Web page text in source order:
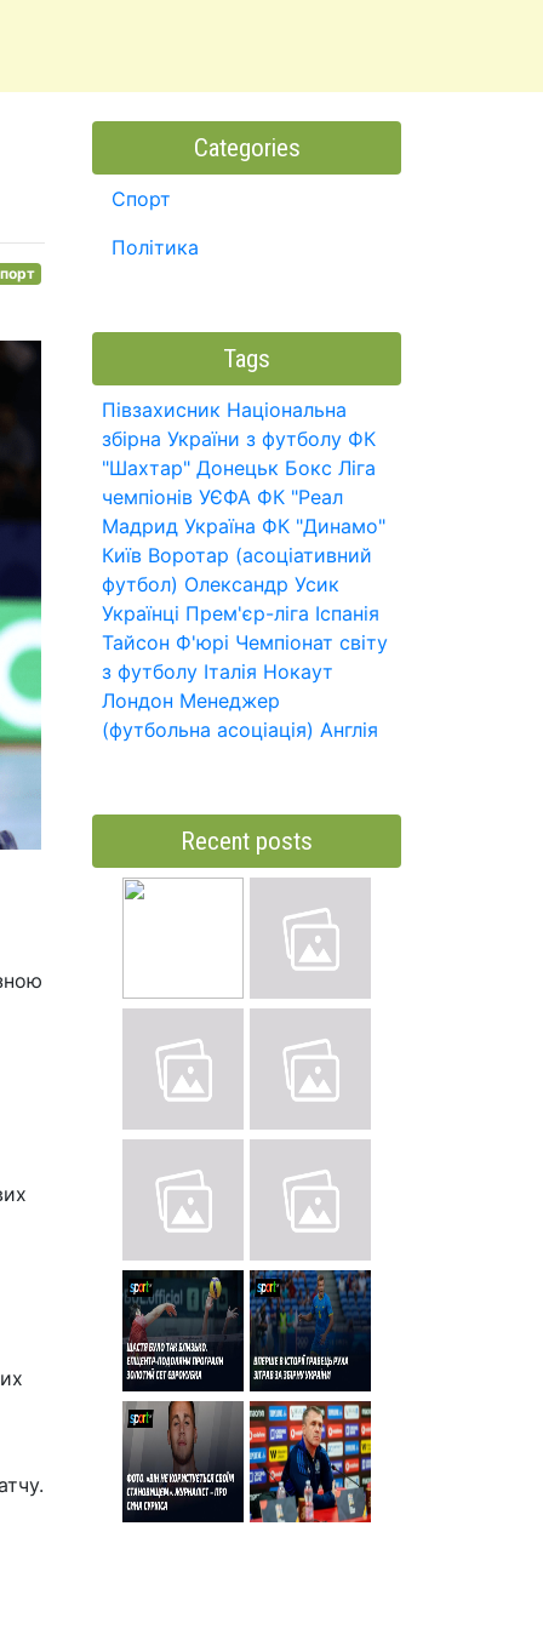
Categories
Спорт
Політика
Tags
Півзахисник Національна
збірна України з футболу ФК
"Шахтар" Донецьк Бокс Ліга
чемпіонів УЄФА ФК "Реал
Мадрид Україна ФК "Динамо"
Київ Воротар (асоціативний
футбол) Олександр Усик
Українці Прем'єр-ліга Іспанія
Тайсон Ф'юрі Чемпіонат світу
з футболу Італія Нокаут
Лондон Менеджер
(футбольна асоціація) Англія
Recent posts